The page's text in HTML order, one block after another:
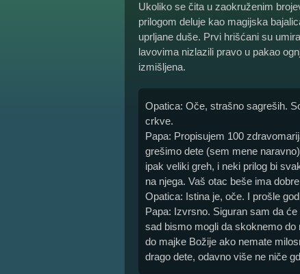
Ukoliko se čita u zaokruženim
prilogom deluje kao magijska
uprljane duše. Prvi hrišćani su
lavovima nizlazili pravo u pakao
izmišljena.
Opatica: Oče, strašno sagreših.
crkve.
Papa: Propisujem 100
grešimo dete (sem mene
ipak veliki greh, i neki prilog bi
na njega. Vaš otac beše ima
Opatica: Istina je, oče. I prošle
Papa: Izvrsno. Siguran sam da
sad bismo mogli da skoknemo
do majke Božije ako nemate
drago dete, odavno više ne niče